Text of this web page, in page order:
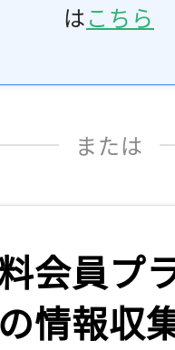
はこちら
または
会員プ
情報収